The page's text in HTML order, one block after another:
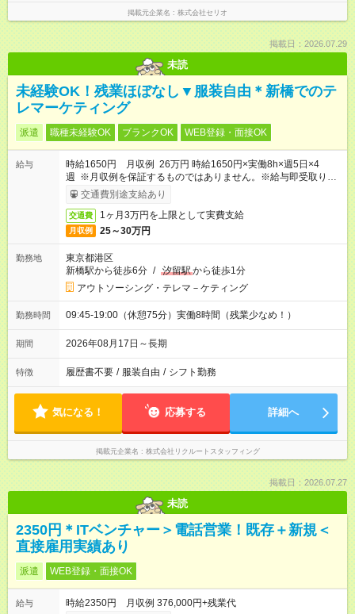
掲載元企業名 株式会社セリオ
掲載日：2026.07.29
未読
未経験OK！残業ほぼなし▼服装自由＊新橋でのテ
レマーケティング
派遣 職種未経験OK ブランクOK WEB登録・面接OK
給与
時給1650円 月収例 26万円 時給1650円×実働8h×週5日×4
週 ※月収例を保証するものではありません。※給与即受取りサ
ービス利用可（利用条件有）
交通費別途支給あり
交通費 1ヶ月3万円を上限として実費支給
月収例 25～30万円
勤務地
東京都港区
新橋駅から徒歩6分 / 汐留駅から徒歩1分
アウトソーシング・テレマ－ケティング
勤務時間 09:45-19:00（休憩75分）実働8時間（残業少なめ！）
期間 2026年08月17日～長期
特徴 履歴書不要 / 服装自由 / シフト勤務
気になる！ 応募する 詳細へ
掲載元企業名 株式会社リクルートスタッフィング
掲載日：2026.07.27
未読
2350円＊ITベンチャー＞電話営業！既存＋新規＜
直接雇用実績あり
派遣 WEB登録・面接OK
給与
時給2350円 月収例 376,000円+残業代